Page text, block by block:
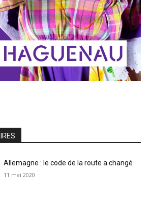
Allemagne : le code de la route a changé
11 mai 2020